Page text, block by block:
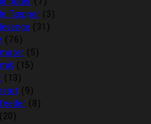
Tæpper (3)
(31)
(76)
(5)
(15)
(13)
(9)
(8)
(20)